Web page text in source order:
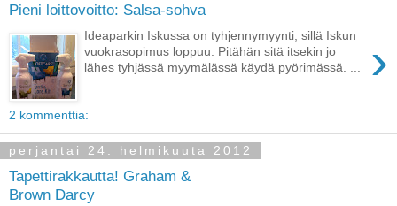
Pieni loittovoitto: Salsa-sohva
›
Ideaparkin Iskussa on tyhjennymyynti, sillä Iskun
vuokrasopimus loppuu. Pitähän sitä itsekin jo
lähes tyhjässä myymälässä käydä pyörimässä. ...
2 kommenttia:
perjantai 24. helmikuuta 2012
Tapettirakkautta! Graham &
Brown Darcy